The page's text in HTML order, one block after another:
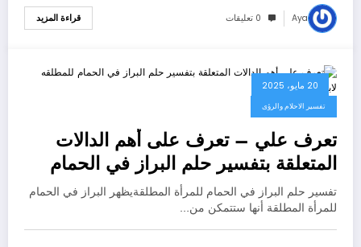
Aya 0 تعليقات قراءة المزيد
20 مايو، 2025
تفسير الاحلام والرؤى
تعرف علي – تعرف على أهم الدالات
المتعلقة بتفسير حلم البراز في الحمام
للمطلقه لابن سيرين – بالتفصيل
تفسير حلم البراز في الحمام للمرأة المطلقةيظهر البراز في الحمام
للمرأة المطلقة أنها ستتمكن من…